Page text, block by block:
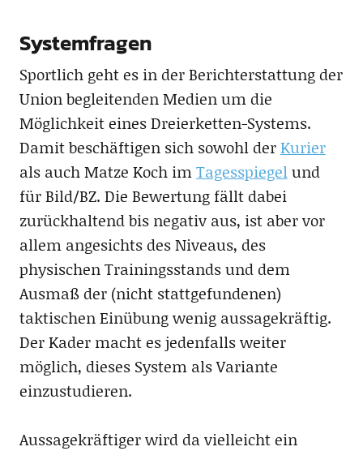
Systemfragen
Sportlich geht es in der Berichterstattung der
Union begleitenden Medien um die
Möglichkeit eines Dreierketten-Systems.
Damit beschäftigen sich sowohl derKurier
als auch Matze Koch imTagesspiegelund
für Bild/BZ. Die Bewertung fällt dabei
zurückhaltend bis negativ aus, ist aber vor
allem angesichts des Niveaus, des
physischen Trainingsstands und dem
Ausmaß der (nicht stattgefundenen)
taktischen Einübung wenig aussagekräftig.
Der Kader macht es jedenfalls weiter
möglich, dieses System als Variante
einzustudieren.
Aussagekräftiger wird da vielleicht ein